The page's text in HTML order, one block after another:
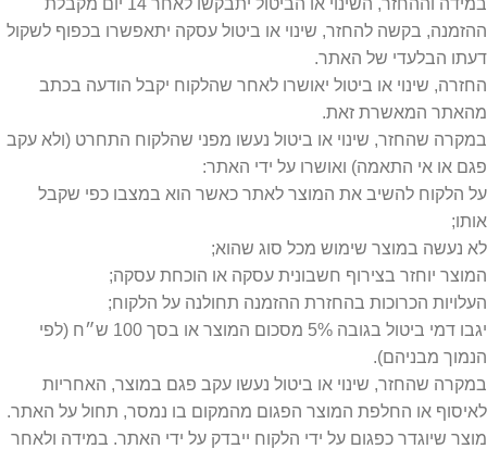
במידה וההחזר, השינוי או הביטול יתבקשו לאחר 14 יום מקבלת
ההזמנה, בקשה להחזר, שינוי או ביטול עסקה יתאפשרו בכפוף לשקול
דעתו הבלעדי של האתר.
החזרה, שינוי או ביטול יאושרו לאחר שהלקוח יקבל הודעה בכתב
מהאתר המאשרת זאת.
במקרה שהחזר, שינוי או ביטול נעשו מפני שהלקוח התחרט (ולא עקב
פגם או אי התאמה) ואושרו על ידי האתר:
על הלקוח להשיב את המוצר לאתר כאשר הוא במצבו כפי שקבל
אותו;
לא נעשה במוצר שימוש מכל סוג שהוא;
המוצר יוחזר בצירוף חשבונית עסקה או הוכחת עסקה;
העלויות הכרוכות בהחזרת ההזמנה תחולנה על הלקוח;
יגבו דמי ביטול בגובה 5% מסכום המוצר או בסך 100 ש״ח (לפי
הנמוך מבניהם).
במקרה שהחזר, שינוי או ביטול נעשו עקב פגם במוצר, האחריות
לאיסוף או החלפת המוצר הפגום מהמקום בו נמסר, תחול על האתר.
מוצר שיוגדר כפגום על ידי הלקוח ייבדק על ידי האתר. במידה ולאחר